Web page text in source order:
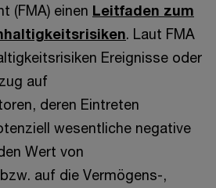
(FMA) einen Leitfaden zum
. Laut FMA
Ereignisse oder
auf
deren Eintreten
wesentliche negative
Wert von
auf die Vermögens-,